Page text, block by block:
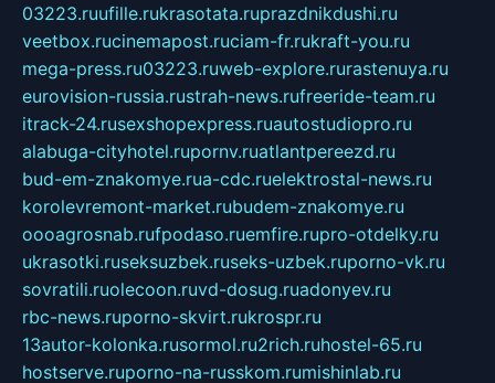
03223.ruufille.rukrasotata.ruprazdnikdushi.ru
veetbox.rucinemapost.ruciam-fr.rukraft-you.ru
mega-press.ru03223.ruweb-explore.rurastenuya.ru
eurovision-russia.rustrah-news.rufreeride-team.ru
itrack-24.rusexshopexpress.ruautostudiopro.ru
alabuga-cityhotel.rupornv.ruatlantpereezd.ru
bud-em-znakomye.rua-cdc.ruelektrostal-news.ru
korolevremont-market.rubudem-znakomye.ru
oooagrosnab.rufpodaso.ruemfire.rupro-otdelky.ru
ukrasotki.ruseksuzbek.ruseks-uzbek.ruporno-vk.ru
sovratili.ruolecoon.ruvd-dosug.ruadonyev.ru
rbc-news.ruporno-skvirt.rukrospr.ru
13autor-kolonka.rusormol.ru2rich.ruhostel-65.ru
hostserve.ruporno-na-russkom.rumishinlab.ru